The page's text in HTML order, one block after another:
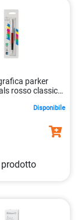
parker
rosso classico
Disponibile